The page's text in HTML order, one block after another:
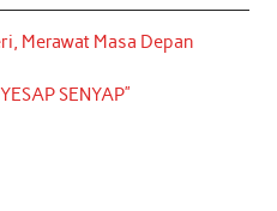
k
e
d
t
t
e
T
u
b
Merawat Masa Depan
SENYAP”